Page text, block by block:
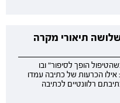
תיאורי מקרה
הופך לסיפור" ובו
הכרעות של כתיבה עמדו
רלוונטיים לכתיבה